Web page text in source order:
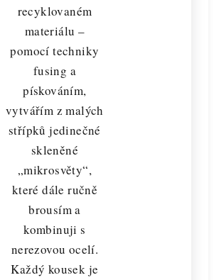
recyklovaném
materiálu –
pomocí techniky
fusing a
pískováním,
vytvářím z malých
střípků jedinečné
skleněné
„mikrosvěty“,
které dále ručně
brousím a
kombinuji s
nerezovou ocelí.
Každý kousek je